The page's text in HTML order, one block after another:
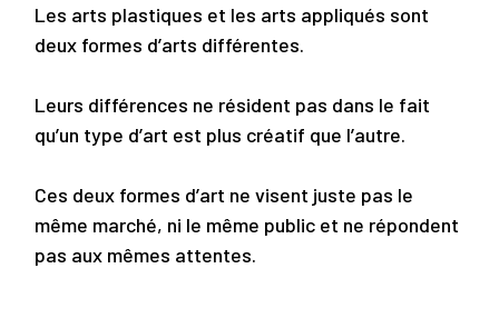
Les arts plastiques et les arts appliqués sont
deux formes d’arts différentes.
Leurs différences ne résident pas dans le fait
qu’un type d’art est plus créatif que l’autre.
Ces deux formes d’art ne visent juste pas le
même marché, ni le même public et ne répondent
pas aux mêmes attentes.